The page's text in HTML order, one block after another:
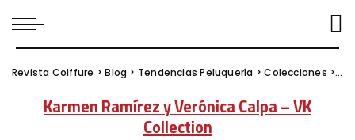
Revista Coiffure >Blog > Tendencias Peluquería >Colecciones >
Karmen Ramírez y Verónica Calpa – VK
Collection